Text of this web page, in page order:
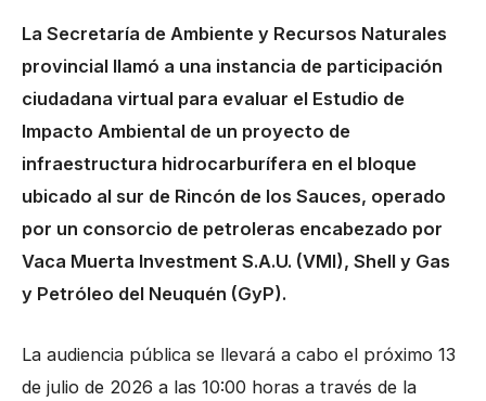
La Secretaría de Ambiente y Recursos Naturales
provincial llamó a una instancia de participación
ciudadana virtual para evaluar el Estudio de
Impacto Ambiental de un proyecto de
infraestructura hidrocarburífera en el bloque
ubicado al sur de Rincón de los Sauces, operado
por un consorcio de petroleras encabezado por
Vaca Muerta Investment S.A.U. (VMI), Shell y Gas
y Petróleo del Neuquén (GyP).
La audiencia pública se llevará a cabo el próximo 13
de julio de 2026 a las 10:00 horas a través de la